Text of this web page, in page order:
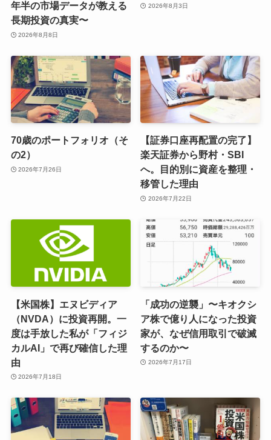
年半の市場データが教える
長期投資の真実〜
2026年8月8日
2026年8月3日
70歳のポートフォリオ（そ
の2）
2026年7月26日
【証券口座再配置の完了】
楽天証券から野村・SBI
へ。目的別に資産を整理・
移管した理由
2026年7月22日
【米国株】エヌビディア
（NVDA）に投資再開。一
度は手放した私が「フィジ
カルAI」で再び確信した理
由
2026年7月18日
「成功の逆襲」〜キオクシ
ア株で億り人になった投資
家が、なぜ信用取引で破滅
するのか〜
2026年7月17日